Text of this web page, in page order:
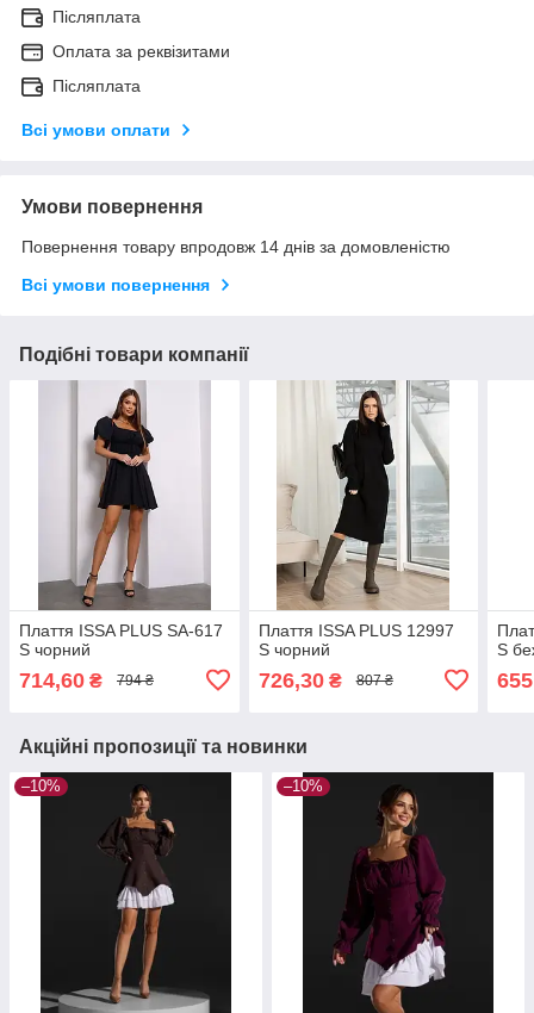
Післяплата
Оплата за реквізитами
Післяплата
Всі умови оплати
Умови повернення
Повернення товару впродовж 14 днів за домовленістю
Всі умови повернення
Подібні товари компанії
Плаття ISSA PLUS SA-617
S чорний
714,60 ₴ 794 ₴
Плаття ISSA PLUS 12997
S чорний
726,30₴ 807 ₴
S
Акційні пропозиції та новинки
–10% –10%